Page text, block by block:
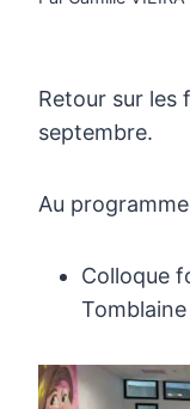
Retour sur les
septembre.
Au
Colloque
Tomblaine